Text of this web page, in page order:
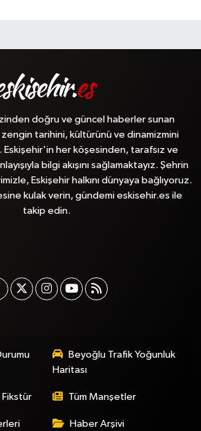
doğru ve güncel haberler sunan
tarihini, kültürünü ve dinamizmini
Eskişehir'in her köşesinden, tarafsız ve
bilgi akışını sağlamaktayız. Şehrin
Eskişehir halkını dünyaya bağlıyoruz.
kulak verin, gündemi eskisehir.es ile
takip edin.
Beyoğlu Trafik Yoğunluk
Haritası
Fikstür Tüm Manşetler
Haber Arşivi